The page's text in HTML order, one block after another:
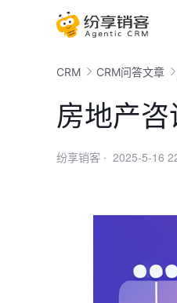
CRM CRM问答文章
房地产
纷享销客 · 2025-5-16